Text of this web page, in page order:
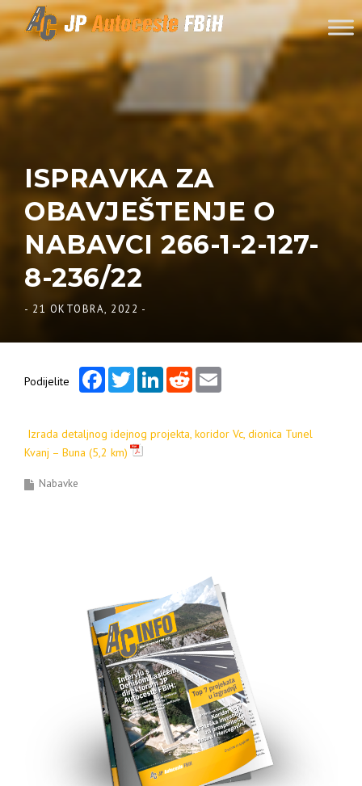
Skip to content
ISPRAVKA ZA
OBAVJEŠTENJE O
NABAVCI 266-1-2-127-
8-236/22
- 21 OKTOBRA, 2022 -
Podijelite
FacebookTwitterLinkedInReddit
Izrada detaljnog idejnog projekta, koridor Vc, dionica Tunel
Kvanj – Buna (5,2 km)
Nabavke